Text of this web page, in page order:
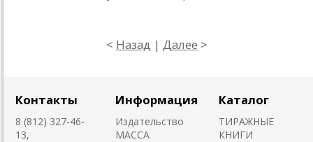
< Назад | Далее >
Контакты
8 (812) 327-46-
13,
Информация
Издательство
MACCA
Каталог
ТИРАЖНЫЕ
КНИГИ